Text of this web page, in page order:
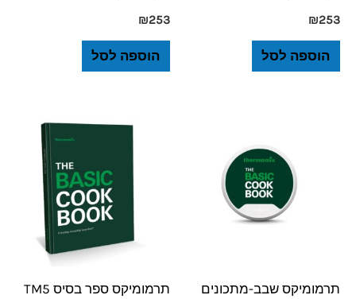
₪253
הוספה לסל
₪253
הוספה לסל
תרמומיקס שבב-מתכונים
תרמומיקס ספר בסיס TM5